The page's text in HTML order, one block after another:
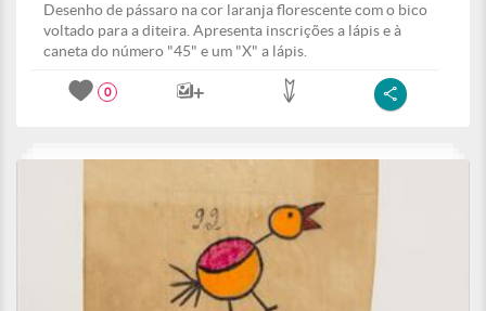
Desenho de pássaro na cor laranja florescente com o bico
voltado para a diteira. Apresenta inscrições a lápis e à
caneta do número "45" e um "X" a lápis.
0